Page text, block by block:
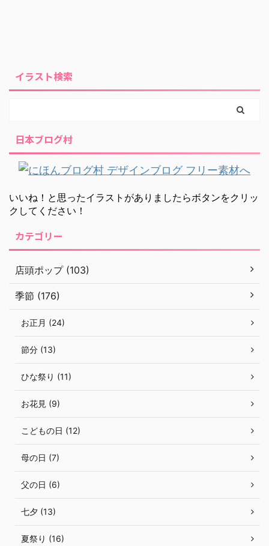
イラスト検索
日本ブログ村
いいね！と思ったイラストがありましたらボタンをクリッ
クしてください！
カテゴリー
店頭ポップ (103)
季節 (176)
お正月 (24)
節分 (13)
ひな祭り (11)
お花見 (9)
こどもの日 (12)
母の日 (7)
父の日 (6)
七夕 (13)
夏祭り (16)